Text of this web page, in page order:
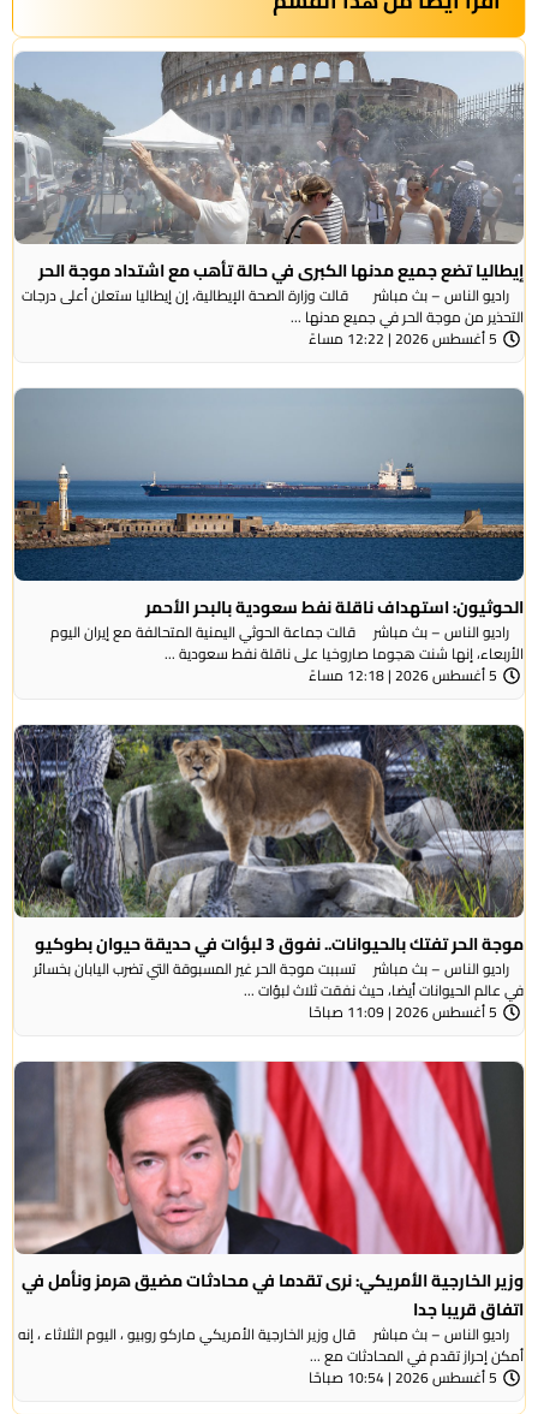
إيطاليا تضع جميع مدنها الكبرى في حالة تأهب مع اشتداد موجة الحر
راديو الناس – بث مباشر قالت وزارة الصحة الإيطالية، إن إيطاليا ستعلن أعلى درجات
التحذير من موجة ​الحر في جميع مدنها ...
5 أغسطس 2026 | 12:22 مساءً
الحوثيون: استهداف ناقلة نفط سعودية بالبحر الأحمر
راديو الناس – بث مباشر قالت جماعة الحوثي ​اليمنية المتحالفة ​مع إيران اليوم
الأربعاء، ⁠إنها شنت ​هجوما صاروخيا على ​ناقلة نفط سعودية ...
5 أغسطس 2026 | 12:18 مساءً
موجة الحر تفتك بالحيوانات.. نفوق 3 لبؤات في حديقة حيوان بطوكيو
راديو الناس – بث مباشر تسببت موجة الحر غير المسبوقة التي تضرب اليابان بخسائر
في عالم الحيوانات أيضا، حيث نفقت ثلاث لبؤات ...
5 أغسطس 2026 | 11:09 صباحًا
وزير الخارجية الأمريكي: نرى تقدما في محادثات مضيق هرمز ونأمل في
اتفاق قريبا جدا
راديو الناس – بث مباشر قال وزير الخارجية الأمريكي ماركو روبيو ، اليوم الثلاثاء ، إنه
أمكن إحراز تقدم في المحادثات مع ...
5 أغسطس 2026 | 10:54 صباحًا